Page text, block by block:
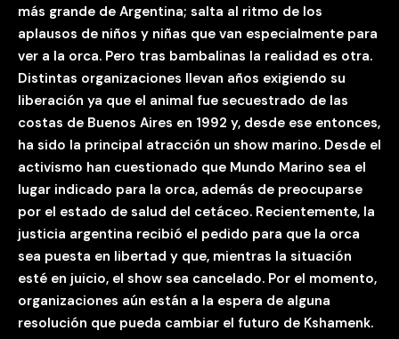
más grande de Argentina; salta al ritmo de los
aplausos de niños y niñas que van especialmente para
ver a la orca. Pero tras bambalinas la realidad es otra.
Distintas organizaciones llevan años exigiendo su
liberación ya que el animal fue secuestrado de las
costas de Buenos Aires en 1992 y, desde ese entonces,
ha sido la principal atracción un show marino. Desde el
activismo han cuestionado que Mundo Marino sea el
lugar indicado para la orca, además de preocuparse
por el estado de salud del cetáceo. Recientemente, la
justicia argentina recibió el pedido para que la orca
sea puesta en libertad y que, mientras la situación
esté en juicio, el show sea cancelado. Por el momento,
organizaciones aún están a la espera de alguna
resolución que pueda cambiar el futuro de Kshamenk.